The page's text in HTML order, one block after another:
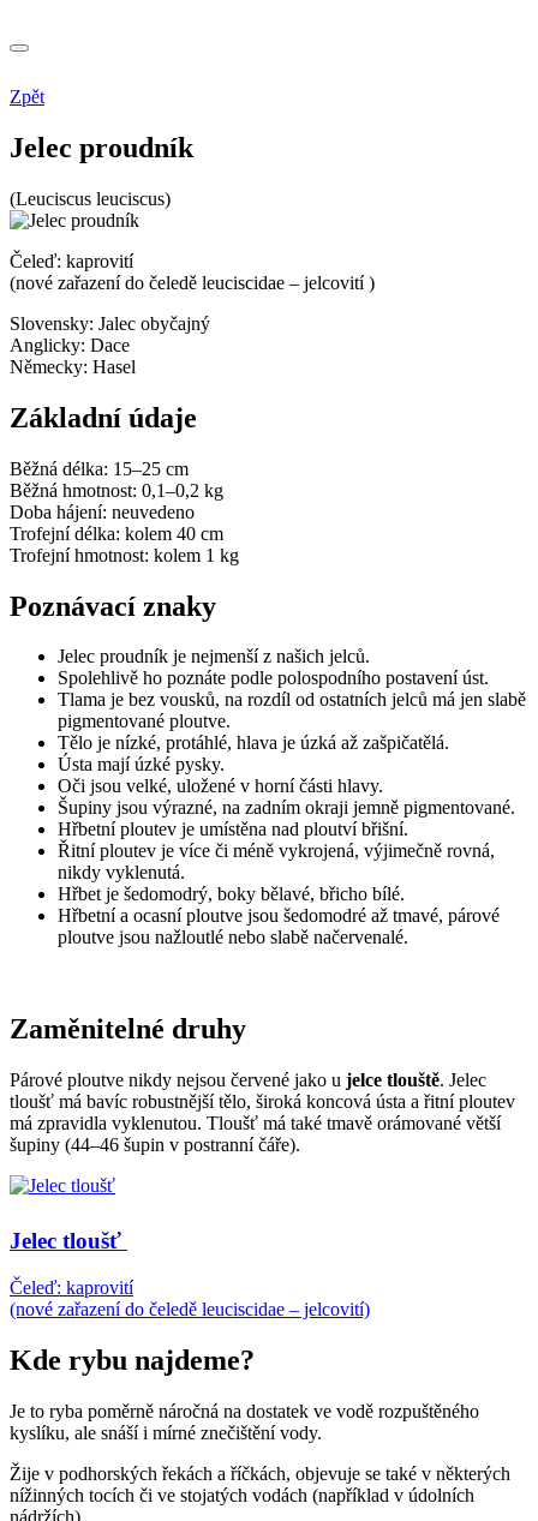
Zpět
Jelec proudník
(Leuciscus leuciscus)
Čeleď: kaprovití
(nové zařazení do čeledě leuciscidae – jelcovití )
Slovensky: Jalec obyčajný
Anglicky: Dace
Německy: Hasel
Základní údaje
Běžná délka: 15–25 cm
Běžná hmotnost: 0,1–0,2 kg
Doba hájení: neuvedeno
Trofejní délka: kolem 40 cm
Trofejní hmotnost: kolem 1 kg
Poznávací znaky
Jelec proudník je nejmenší z našich jelců.
Spolehlivě ho poznáte podle polospodního postavení úst.
Tlama je bez vousků, na rozdíl od ostatních jelců má jen slabě
pigmentované ploutve.
Tělo je nízké, protáhlé, hlava je úzká až zašpičatělá.
Ústa mají úzké pysky.
Oči jsou velké, uložené v horní části hlavy.
Šupiny jsou výrazné, na zadním okraji jemně pigmentované.
Hřbetní ploutev je umístěna nad ploutví břišní.
Řitní ploutev je více či méně vykrojená, výjimečně rovná,
nikdy vyklenutá.
Hřbet je šedomodrý, boky bělavé, břicho bílé.
Hřbetní a ocasní ploutve jsou šedomodré až tmavé, párové
ploutve jsou nažloutlé nebo slabě načervenalé.
Zaměnitelné druhy
Párové ploutve nikdy nejsou červené jako u jelce tlouště. Jelec
tloušť má bavíc robustnější tělo, široká koncová ústa a řitní ploutev
má zpravidla vyklenutou. Tloušť má také tmavě orámované větší
šupiny (44–46 šupin v postranní čáře).
Jelec tloušť
Čeleď: kaprovití
(nové zařazení do čeledě leuciscidae – jelcovití)
Kde rybu najdeme?
Je to ryba poměrně náročná na dostatek ve vodě rozpuštěného
kyslíku, ale snáší i mírné znečištění vody.
Žije v podhorských řekách a říčkách, objevuje se také v některých
nížinných tocích či ve stojatých vodách (například v údolních
nádržích).